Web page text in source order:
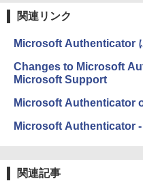
関連リンク
Microsoft Authenticator
Changes to Microsoft
Microsoft Support
Microsoft Authenticator
Microsoft Authenticator -
関連記事